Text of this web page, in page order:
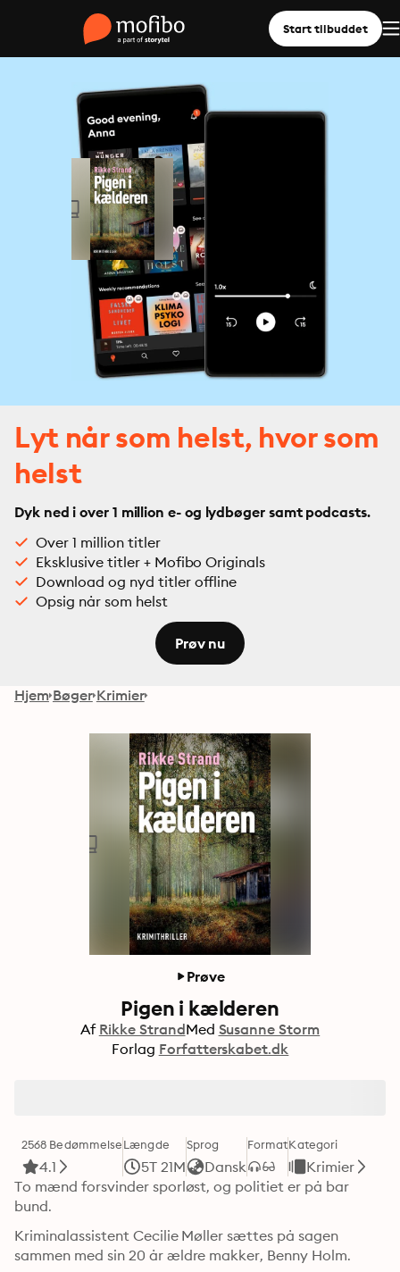
Start tilbuddet
Lyt når som helst, hvor som
helst
Dyk ned i over 1 million e- og lydbøger samt podcasts.
Over 1 million titler
Eksklusive titler + Mofibo Originals
Download og nyd titler offline
Opsig når som helst
Prøv nu
Hjem Bøger Krimier
Prøve
Pigen i kælderen
Af Rikke StrandMed Susanne Storm
Forlag Forfatterskabet.dk
2568 Bedømmelse
4.1
Længde
5T 21M
Sprog
Dansk
FormatKategori
Krimier
To mænd forsvinder sporløst, og politiet er på bar
bund.
Kriminalassistent Cecilie Møller sættes på sagen
sammen med sin 20 år ældre makker, Benny Holm.